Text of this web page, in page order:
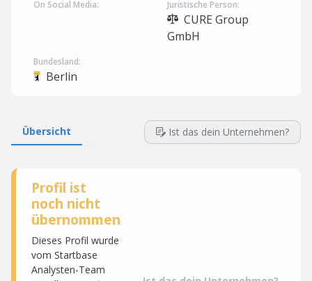
On Social Media: Juristische Person:
CURE Group
GmbH
Bundesland:
Berlin
Übersicht Ist das dein Unternehmen?
Profil ist
noch nicht
übernommen
Dieses Profil wurde
vom Startbase
Analysten-Team